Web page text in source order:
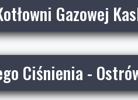
Gazowej
Ciśnienia -